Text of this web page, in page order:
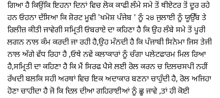
ਗਿਆ ਹੈ ਕਿਉਂਕਿ ਇਹਨਾ ਦਿਨਾਂ ਵਿਚ ਲੋਕ ਕਾਫੀ ਲੰਮੇ ਸਮੇ ਤੋਂ ਥੀਏਟਰ ਤੋਂ ਦੂਰ ਰਹੇ
ਹਨ ਓਹਨਾ ਦੱਸਿਆ ਕਿ ਸ਼ੋਰਟ ਮੂਵੀ 'ਖਮੋਸ਼ ਪੰਜੇਬ ' ਨੂੰ ੨੪ ਜੁਲਾਈ ਨੂੰ ਯੂਉੱਬ ਤੇ
ਰਿਲੀਜ਼ ਕੀਤੀ ਜਾਵੇਗੀ ਸਮ੍ਰਿਤੀ ਓਬਰਾਏ ਦਾ ਕਹਿਣਾ ਹੈ ਕਿ ਉਹ ਲੰਬੇ ਸਮੇ ਤੋਂ ਪੂਰੀ
ਲਗਨ ਨਾਲ ਕੰਮ ਕਰਦੀ ਜਾ ਰਹੀ ਹੈ,ਉਹ ਮੰਨਦੀ ਹੈ ਕਿ ਪੰਜਾਬੀ ਸਿਨੇਮਾ ਜਿਸ ਤੇਜੀ
ਨਾਲ ਅੱਗੇ ਵੱਧ ਰਿਹਾ ਹੈ ,ਓਥੇ ਨਵੇਂ ਕਲਾਕਾਰਾਂ ਨੂੰ ਚੰਗਾ ਪਲੇਟਫਾਰਮ ਮਿਲ ਰਿਆ
ਹੈ,ਸਮ੍ਰਿਤੀ ਦਾ ਕਹਿਣਾ ਹੈ ਕਿ ਮੈਂ ਸਿਰਫ ਪੈਸੇ ਲਈ ਰੋਲ ਕਰਨ ਚ ਦਿਲਚਸਪੀ ਨਹੀਂ
ਰੱਖਦੀ ਬਲਕਿ ਸਹੀ ਅਰਥਾਂ ਵਿਚ ਇਕ ਅਦਾਕਾਰ ਬਣਨਾ ਚਾਹੁੰਦੀ ਹੈ, ਰੋਲ ਅਜਿਹਾ
ਹੋਣਾ ਚਾਹੀਦਾ ਹੈ ਜੋ ਕਿ ਦਿਲ ਦੀਆ ਗਹਿਰਾਈਆਂ ਨੂੰ ਛੂ ਜਾਵੇ ,ਤਾਂ ਹੀ ਕੋਈ